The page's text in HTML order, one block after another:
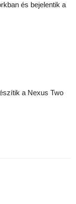
és bejelentik a
a Nexus Two